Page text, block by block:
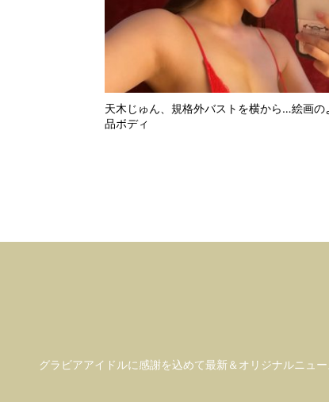
天木じゅん、規格外バストを横から…絵画の
品ボディ
グラビアアイドルに感謝を込めて最新＆オリジナルニュ